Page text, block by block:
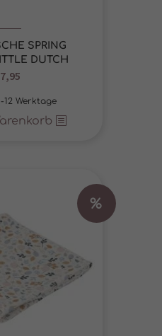
SPRING
DUTCH
12 Werktage
%